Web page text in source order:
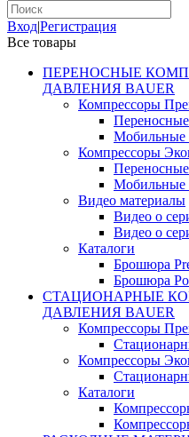
Вход|Регистрация
Все товары
ПЕРЕНОСНЫЕ
ДАВЛЕНИЯ BAUER
Компрессоры
Мобильные
Компрессоры
Мобильные
Видео материалы
Видео о
Видео о
Каталоги
Брошюра
Брошюра
СТАЦИОНАРНЫЕ
ДАВЛЕНИЯ BAUER
Компрессоры
Компрессоры
Каталоги